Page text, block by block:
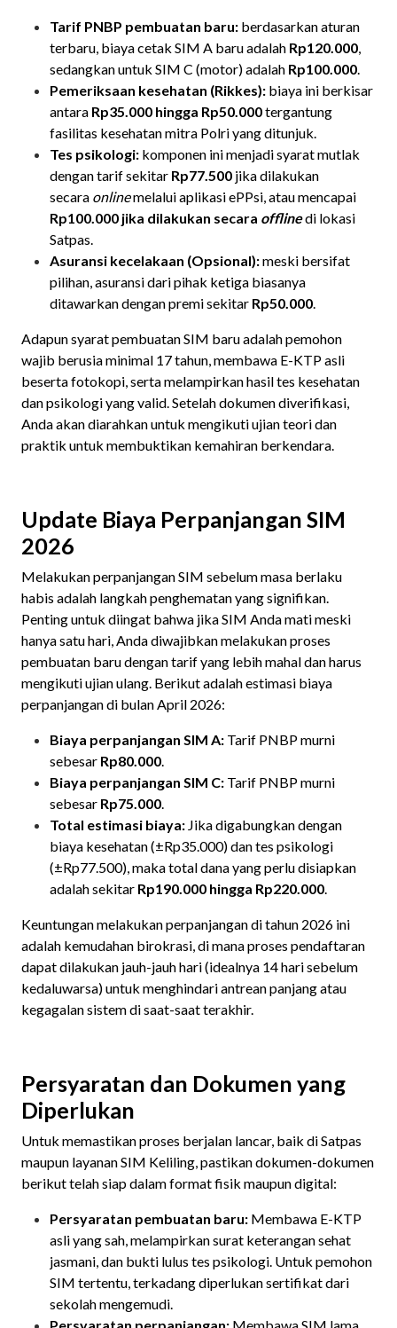
Tarif PNBP pembuatan baru: berdasarkan aturan
terbaru, biaya cetak SIM A baru adalah Rp120.000
sedangkan untuk SIM C (motor) adalah Rp100.000
Pemeriksaan kesehatan (Rikkes): biaya ini berkisar
antara Rp35.000 hingga Rp50.000tergantung
fasilitas kesehatan mitra Polri yang ditunjuk.
Tes psikologi: komponen ini menjadi syarat mutlak
dengan tarif sekitar Rp77.500 jika dilakukan
secara onlinemelalui aplikasi ePPsi, atau mencapai
Rp100.000 jika dilakukan secara offlinedi lokasi
Satpas.
Asuransi kecelakaan (Opsional):meski bersifat
pilihan, asuransi dari pihak ketiga biasanya
ditawarkan dengan premi sekitar Rp50.000
Adapun syarat pembuatan SIM baru adalah pemohon
wajib berusia minimal 17 tahun, membawa E-KTP asli
beserta fotokopi, serta melampirkan hasil tes kesehatan
dan psikologi yang valid. Setelah dokumen diverifikasi,
Anda akan diarahkan untuk mengikuti ujian teori dan
praktik untuk membuktikan kemahiran berkendara.
Update Biaya Perpanjangan SIM
2026
Melakukan perpanjangan SIM sebelum masa berlaku
habis adalah langkah penghematan yang signifikan.
Penting untuk diingat bahwa jika SIM Anda mati meski
hanya satu hari, Anda diwajibkan melakukan proses
pembuatan baru dengan tarif yang lebih mahal dan harus
mengikuti ujian ulang. Berikut adalah estimasi biaya
perpanjangan di bulan April 2026:
Biaya perpanjangan SIM A: Tarif PNBP murni
sebesar Rp80.000
Biaya perpanjangan SIM C: Tarif PNBP murni
sebesar Rp75.000
Total estimasi biaya: Jika digabungkan dengan
biaya kesehatan (±Rp35.000) dan tes psikologi
(±Rp77.500), maka total dana yang perlu disiapkan
adalah sekitar Rp190.000 hingga Rp220.000
Keuntungan melakukan perpanjangan di tahun 2026 ini
adalah kemudahan birokrasi, di mana proses pendaftaran
dapat dilakukan jauh-jauh hari (idealnya 14 hari sebelum
kedaluwarsa) untuk menghindari antrean panjang atau
kegagalan sistem di saat-saat terakhir.
Persyaratan dan Dokumen yang
Diperlukan
Untuk memastikan proses berjalan lancar, baik di Satpas
maupun layanan SIM Keliling, pastikan dokumen-dokumen
berikut telah siap dalam format fisik maupun digital:
Persyaratan pembuatan baru: Membawa E-KTP
asli yang sah, melampirkan surat keterangan sehat
jasmani, dan bukti lulus tes psikologi. Untuk pemohon
SIM tertentu, terkadang diperlukan sertifikat dari
sekolah mengemudi.
Persyaratan perpanjangan: Membawa SIM lama